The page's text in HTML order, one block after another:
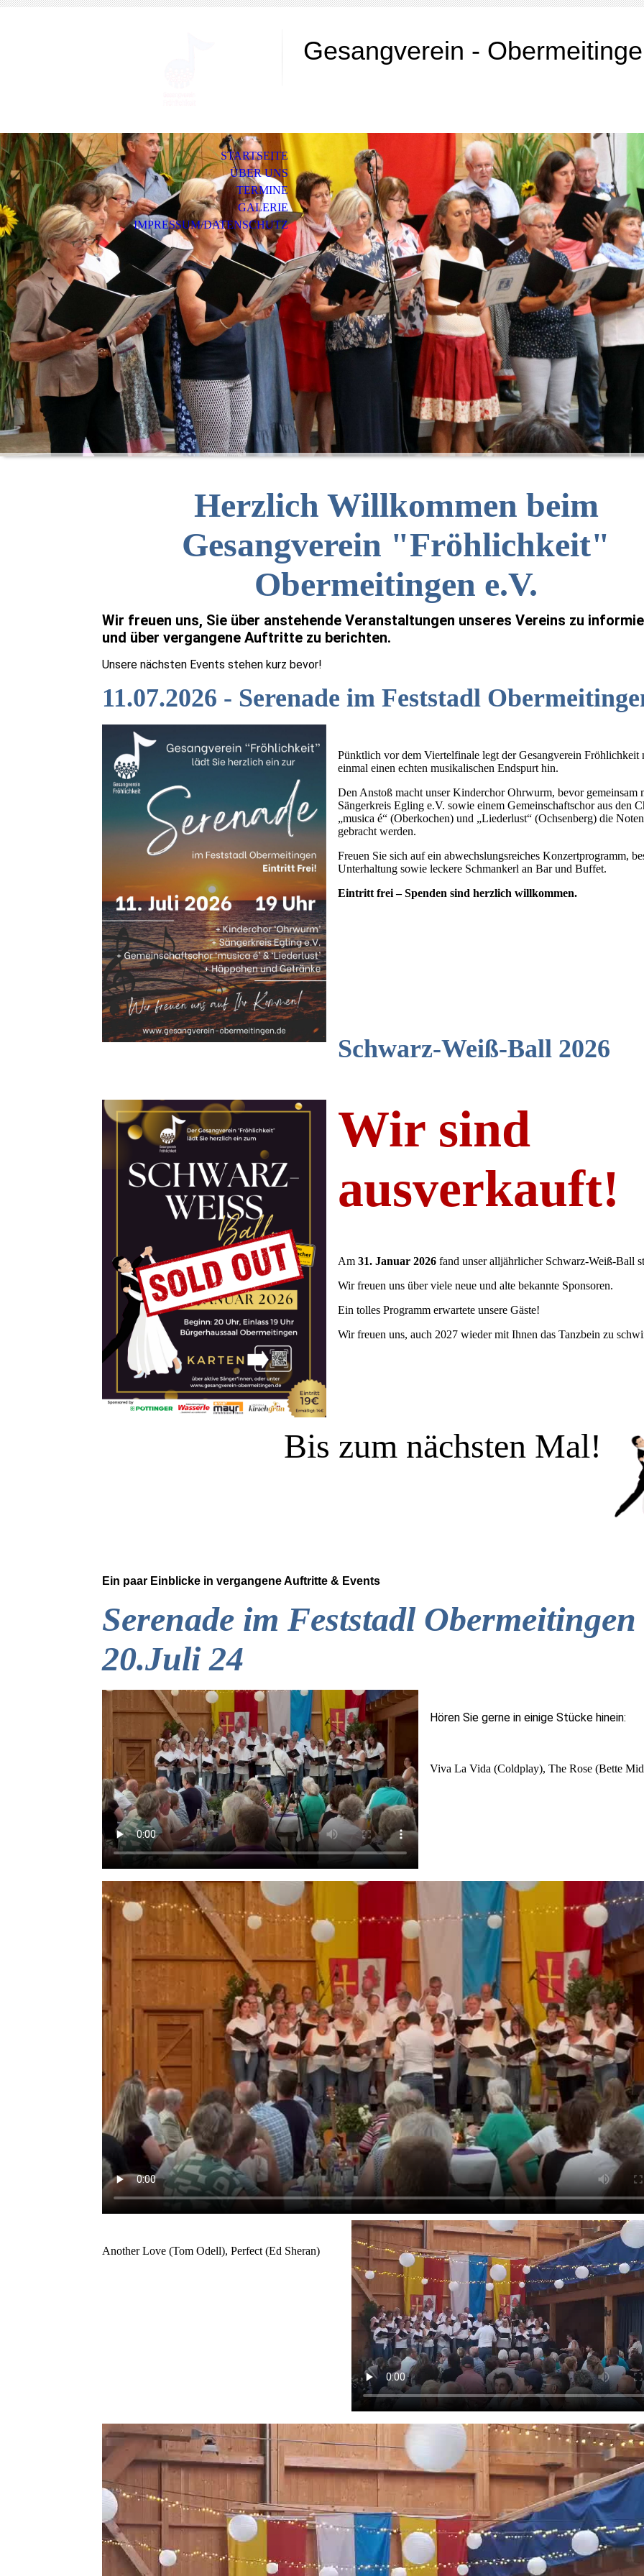
Gesangverein -
STARTSEITE
ÜBER UNS
TERMINE
GALERIE
IMPRESSUM/DATENSCHUTZ
Herzlich Willkommen beim
Gesangverein "Fröhlichkeit"
Obermeitingen e.V.
Wir freuen uns, Sie über anstehende Veranstaltungen unseres Vereins zu
und über vergangene Auftritte zu berichten.
Unsere nächsten Events stehen kurz bevor!
11.07.2026 - Serenade im Feststadl
Pünktlich vor dem Viertelfinale legt der Gesangverein Fröhlichkeit
einmal einen echten musikalischen Endspurt hin.
Den Anstoß macht unser Kinderchor Ohrwurm, bevor gemeinsam
Sängerkreis Egling e.V. sowie einem Gemeinschaftschor aus den
„musica é“ (Oberkochen) und „Liederlust“ (Ochsenberg) die
gebracht werden.
Freuen Sie sich auf ein abwechslungsreiches Konzertprogramm,
Unterhaltung sowie leckere Schmankerl an Bar und Buffet.
Eintritt frei – Spenden sind herzlich willkommen.
Schwarz-Weiß-Ball 2026
Wir sind
ausverkauft!
Am31. Januar 2026fand unser alljährlicher Schwarz-Weiß-Ball
Wir freuen uns über viele neue und alte bekannte Sponsoren.
Ein tolles Programm erwartete unsere Gäste!
Wir freuen uns, auch 2027 wieder mit Ihnen das Tanzbein zu
Bis zum nächsten Mal!
Ein paar Einblicke in vergangene Auftritte & Events
Serenade im Feststadl Obermeitingen
20.Juli 24
Hören Sie gerne in einige Stücke hinein:
Viva La Vida (Coldplay), The Rose (Bette
Another Love (Tom Odell), Perfect (Ed Sheran)